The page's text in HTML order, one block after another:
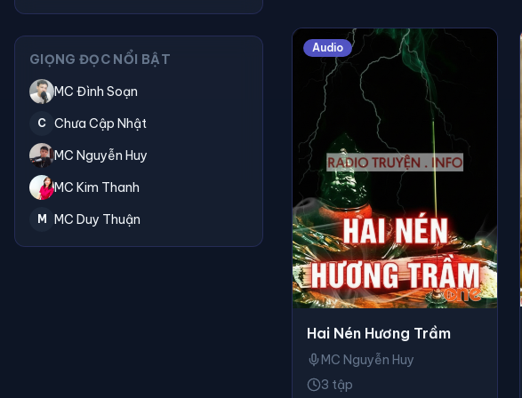
GIỌNG ĐỌC NỔI BẬT
MC Đình Soạn
C Chưa Cập Nhật
MC Nguyễn Huy
MC Kim Thanh
M MC Duy Thuận
Audio
Hai Nén Hương Trầm
MC Nguyễn Huy
3 tập